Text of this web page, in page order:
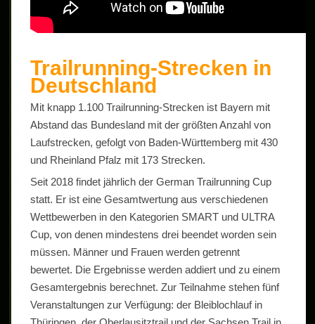
Trailrunning-Strecken in
Deutschland
Mit knapp 1.100 Trailrunning-Strecken ist Bayern mit
Abstand das Bundesland mit der größten Anzahl von
Laufstrecken, gefolgt von Baden-Württemberg mit 430
und Rheinland Pfalz mit 173 Strecken.
Seit 2018 findet jährlich der German Trailrunning Cup
statt. Er ist eine Gesamtwertung aus verschiedenen
Wettbewerben in den Kategorien SMART und ULTRA
Cup, von denen mindestens drei beendet worden sein
müssen. Männer und Frauen werden getrennt
bewertet. Die Ergebnisse werden addiert und zu einem
Gesamtergebnis berechnet. Zur Teilnahme stehen fünf
Veranstaltungen zur Verfügung: der Bleiblochlauf in